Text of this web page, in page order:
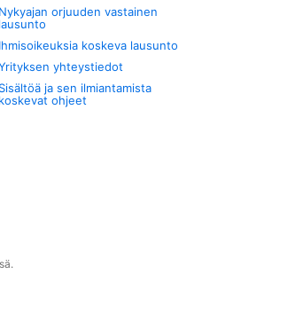
Nykyajan orjuuden vastainen
lausunto
Ihmisoikeuksia koskeva lausunto
yhteystiedot
Sisältöä ja sen ilmiantamista
koskevat ohjeet